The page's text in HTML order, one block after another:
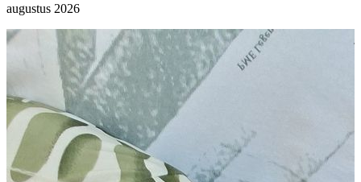
augustus 2026